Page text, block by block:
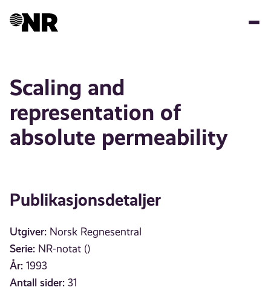
Scaling and
representation of
absolute permeability
Publikasjonsdetaljer
Utgiver: Norsk Regnesentral
Serie: NR-notat ()
År: 1993
Antall sider: 31